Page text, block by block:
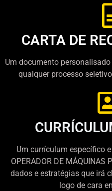
CARTA DE
Um documento
qualquer processo
Um currículum específico
OPERADOR DE
dados e estratégias que irá
logo de cara